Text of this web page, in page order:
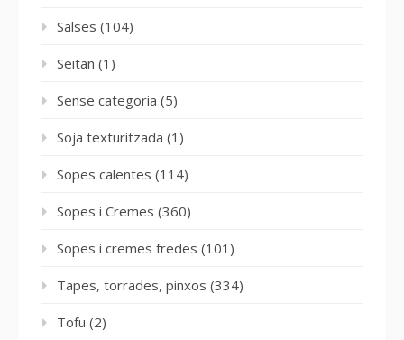
Salses (104)
Seitan (1)
Sense categoria (5)
Soja texturitzada (1)
Sopes calentes (114)
Sopes i Cremes (360)
Sopes i cremes fredes (101)
Tapes, torrades, pinxos (334)
Tofu (2)